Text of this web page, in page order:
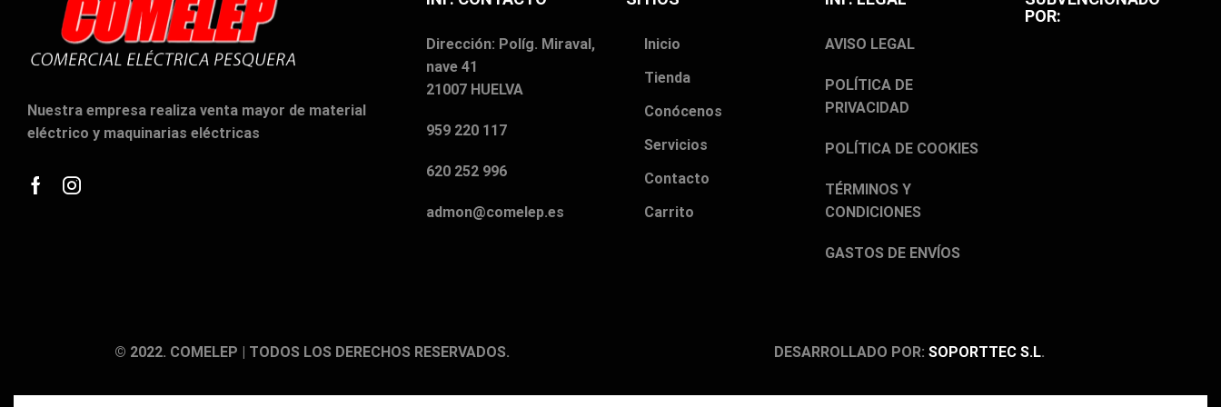
TORNILLERIA
TUPAI
VARTA
VIRUTEX
Nuestra empresa realiza venta mayor de material
eléctrico y maquinarias eléctricas
FacebookInstagram
Dirección: Políg. Miraval,
nave 41
21007 HUELVA
959 220 117
620 252 996
admon@comelep.es
Inicio
Tienda
Conócenos
Servicios
Contacto
Carrito
AVISO LEGAL
POLÍTICA DE
PRIVACIDAD
POLÍTICA DE COOKIES
TÉRMINOS Y
CONDICIONES
GASTOS DE ENVÍOS
POR:
© 2022. COMELEP | TODOS LOS DERECHOS RESERVADOS. DESARROLLADO POR: SOPORTTEC S.L.